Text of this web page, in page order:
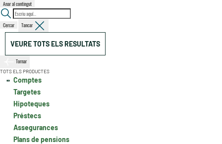
Anar al contingut
Cercar Tancar
VEURE TOTS ELS RESULTATS
Tornar
TOTS ELS PRODUCTES
Comptes
Targetes
Hipoteques
Préstecs
Assegurances
Plans de pensions